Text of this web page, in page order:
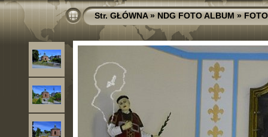
Str. GŁÓWNA»NDG FOTO ALBUM»